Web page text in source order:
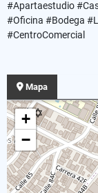
#Apartaestudio
#Oficina #Bodega
#CentroComercial
Mapa
+
−